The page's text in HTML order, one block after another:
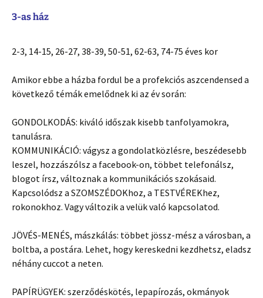
3-as ház
2-3, 14-15, 26-27, 38-39, 50-51, 62-63, 74-75 éves kor
Amikor ebbe a házba fordul be a profekciós aszcendensed a
következő témák emelődnek ki az év során:
GONDOLKODÁS: kiváló időszak kisebb tanfolyamokra,
tanulásra.
KOMMUNIKÁCIÓ: vágysz a gondolatközlésre, beszédesebb
leszel, hozzászólsz a facebook-on, többet telefonálsz,
blogot írsz, változnak a kommunikációs szokásaid.
Kapcsolódsz a SZOMSZÉDOKhoz, a TESTVÉREKhez,
rokonokhoz. Vagy változik a velük való kapcsolatod.
JÖVÉS-MENÉS, mászkálás: többet jössz-mész a városban, a
boltba, a postára. Lehet, hogy kereskedni kezdhetsz, eladsz
néhány cuccot a neten.
PAPÍRÜGYEK: szerződéskötés, lepapírozás, okmányok